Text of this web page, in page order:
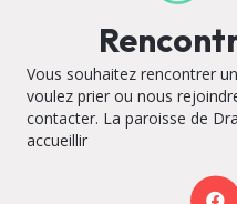
Vous souhaitez rencontrer
voulez prier ou nous
contacter. La paroisse de
accueillir